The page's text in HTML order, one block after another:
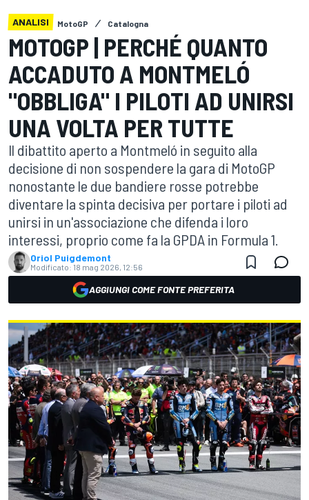
ANALISI MotoGP Catalogna
MOTOGP | PERCHÉ QUANTO
ACCADUTO A MONTMELÓ
"OBBLIGA" I PILOTI AD UNIRSI
UNA VOLTA PER TUTTE
Il dibattito aperto a Montmeló in seguito alla
decisione di non sospendere la gara di MotoGP
nonostante le due bandiere rosse potrebbe
diventare la spinta decisiva per portare i piloti ad
unirsi in un'associazione che difenda i loro
interessi, proprio come fa la GPDA in Formula 1.
Oriol Puigdemont
Modificato: 18 mag 2026, 12:56
AGGIUNGI COME FONTE PREFERITA